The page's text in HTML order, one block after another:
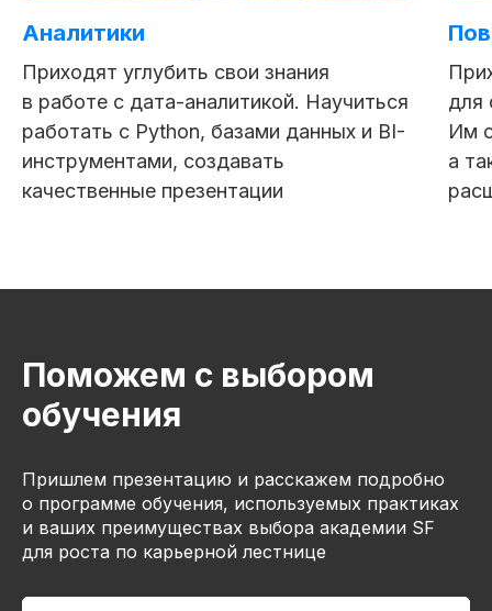
Аналитики
Приходят углубить свои знания
в работе с дата-аналитикой. Научиться
работать с Python, базами данных и BI-
инструментами, создавать
качественные презентации
для
Им
а
Поможем с выбором
обучения
Пришлем презентацию и расскажем подробно
о программе обучения, используемых практиках
и ваших преимуществах выбора академии SF
для роста по карьерной лестнице
27 модулей за 9 месяцев 117 практическое задание